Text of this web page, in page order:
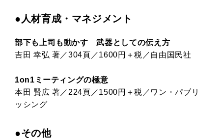
●人材育成・マネジメント
部下も上司も動かす 武器としての伝え方
吉田 幸弘 著／304頁／1600円＋税／自由国民社
1on1ミーティングの極意
本田 賢広 著／224頁／1500円＋税／ワン・パブリ
ッシング
●その他